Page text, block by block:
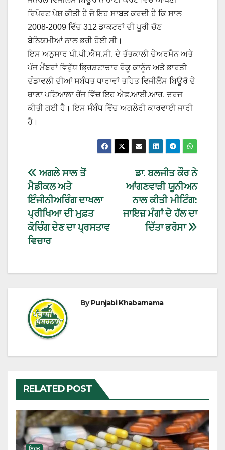
ਰਿਪੋਰਟ ਪੇਸ਼ ਕੀਤੀ ਹੈ ਜੋ ਇਹ ਸਾਬਤ ਕਰਦੀ ਹੈ ਕਿ ਸਾਲ
2008-2009 ਵਿੱਚ 312 ਡਾਕਟਰਾਂ ਦੀ ਪੂਰੀ ਚੋਣ
ਬੇਨਿਯਮੀਆਂ ਨਾਲ ਭਰੀ ਹੋਈ ਸੀ।
ਇਸ ਅਨੁਸਾਰ ਪੀ.ਪੀ.ਐਸ.ਸੀ. ਦੇ ਤੱਤਕਾਲੀ ਚੇਅਰਮੈਨ ਅਤੇ
ਪੰਜ ਮੈਂਬਰਾਂ ਵਿਰੁੱਧ ਭ੍ਰਿਸ਼ਟਾਚਾਰ ਰੋਕੂ ਕਾਨੂੰਨ ਅਤੇ ਭਾਰਤੀ
ਦੰਡਾਵਲੀ ਦੀਆਂ ਸਬੰਧਤ ਧਾਰਾਵਾਂ ਤਹਿਤ ਵਿਜੀਲੈਂਸ ਬਿਊਰੋ ਦੇ
ਥਾਣਾ ਪਟਿਆਲਾ ਰੇਂਜ ਵਿੱਚ ਇਹ ਐਫ.ਆਈ.ਆਰ. ਦਰਜ
ਕੀਤੀ ਗਈ ਹੈ। ਇਸ ਸੰਬੰਧ ਵਿੱਚ ਅਗਲੇਰੀ ਕਾਰਵਾਈ ਜਾਰੀ
ਹੈ।
ਡਾ. ਬਲਜੀਤ ਕੌਰ ਨੇ
ਆਂਗਣਵਾੜੀ ਯੂਨੀਅਨ
ਨਾਲ ਕੀਤੀ ਮੀਟਿੰਗ:
ਜਾਇਜ਼ ਮੰਗਾਂ ਦੇ ਹੱਲ ਦਾ
ਦਿੱਤਾ ਭਰੋਸਾ
ਅਗਲੇ ਸਾਲ ਤੋਂ
ਮੈਡੀਕਲ ਅਤੇ
ਇੰਜੀਨੀਅਰਿੰਗ ਦਾਖਲਾ
ਪ੍ਰੀਖਿਆ ਦੀ ਮੁਫ਼ਤ
ਕੋਚਿੰਗ ਦੇਣ ਦਾ ਪ੍ਰਸਤਾਵ
ਵਿਚਾਰ
ByPunjabi Khabarnama
RELATED POST
ਸਿਹਤ